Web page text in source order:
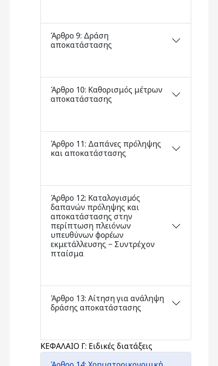
Άρθρο 9: Δράση
αποκατάστασης
Άρθρο 10: Καθορισμός μέτρων
αποκατάστασης
Άρθρο 11: Δαπάνες πρόληψης
και αποκατάστασης
Άρθρο 12: Καταλογισµός
δαπανών πρόληψης και
αποκατάστασης στην
περίπτωση πλειόνων
υπευθύνων φορέων
εκμετάλλευσης − Συντρέχον
πταίσμα
Άρθρο 13: Αίτηση για ανάληψη
δράσης αποκατάστασης
ΚΕΦΑΛΑΙΟ Γ: Ειδικές διατάξεις